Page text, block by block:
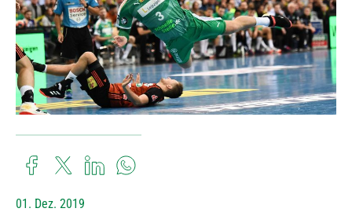
01. Dez. 2019